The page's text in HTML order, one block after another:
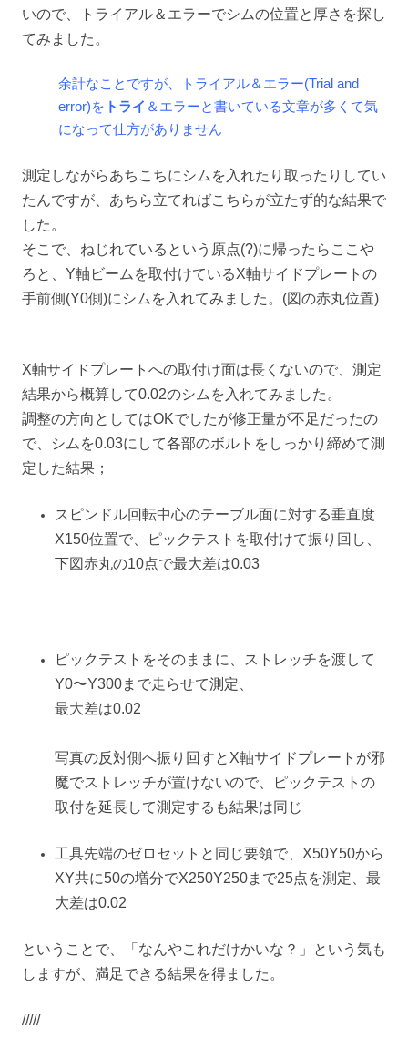
いので、トライアル＆エラーでシムの位置と厚さを探し
てみました。
余計なことですが、トライアル＆エラー(Trial and
error)を トライ ＆エラーと書いている文章が多くて気
になって仕方がありません
測定しながらあちこちにシムを入れたり取ったりしてい
たんですが、あちら立てればこちらが立たず的な結果で
した。
そこで、ねじれているという原点(?)に帰ったらここや
ろと、Y軸ビームを取付けているX軸サイドプレートの
手前側(Y0側)にシムを入れてみました。(図の赤丸位置)
X軸サイドプレートへの取付け面は長くないので、測定
結果から概算して0.02のシムを入れてみました。
調整の方向としてはOKでしたが修正量が不足だったの
で、シムを0.03にして各部のボルトをしっかり締めて測
定した結果；
スピンドル回転中心のテーブル面に対する垂直度
X150位置で、ピックテストを取付けて振り回し、
下図赤丸の10点で最大差は0.03
ピックテストをそのままに、ストレッチを渡して
Y0〜Y300まで走らせて測定、
最大差は0.02
写真の反対側へ振り回すとX軸サイドプレートが邪
魔でストレッチが置けないので、ピックテストの
取付を延長して測定するも結果は同じ
工具先端のゼロセットと同じ要領で、X50Y50から
XY共に50の増分でX250Y250まで25点を測定、最
大差は0.02
ということで、「なんやこれだけかいな？」という気も
しますが、満足できる結果を得ました。
/////